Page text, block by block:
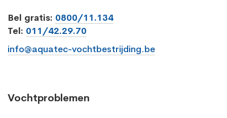
Bel gratis: 0800/11.134
Tel: 011/42.29.70
info@aquatec-vochtbestrijding.be
Vochtproblemen